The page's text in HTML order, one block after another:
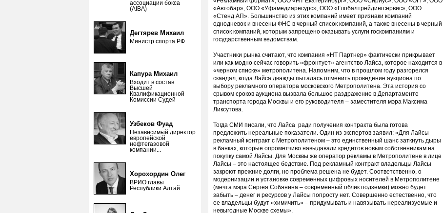
ассоциации бокса
(AIBA)
Дегтярев Михаил
Министр спорта РФ
Капура Михаил
Входит в состав
Высшей
Квалификационной
Комиссии Судей
Узбеков Фуад
Независимый директор
европейской
нефтегазовой
компании...
Хорохордин Олег
ВРИО главы
Республики Алтай
«Автобар», ООО «Уфамедиаресурс», ООО «Глобалтрейдингсервис», ООО
«Стенд АП». Большинство из этих компаний имеет признаки компаний
однодневок и внесены ФНС в черный список компаний, а также внесены в черный
список компаний, которым запрещено оказывать услуги госкомпаниям и
государственным ведомствам.
Участники рынка считают, что компания «НТ Партнер» фактически прикрывает
или как модно сейчас говорить «фронтует» агентство Лайса, которое находится в
«черном списке» метрополитена. Напомним, что в прошлом году разгорелся
скандал, когда Лайса дважды пыталась отменить проведение аукциона по
выбору рекламного оператора московского Метрополитена. Эта история со
срывом сроков аукциона вызвала большое раздражение в Департаменте
транспорта города Москвы и его руководителя – заместителя мэра Максима
Ликсутова.
Тогда СМИ писали, что Лайса ради получения контракта была готова
предложить нереальные показатели. Один из экспертов заявил: «Для Лайсы
рекламный контракт с Метрополитеном – это единственный шанс заткнуть дыры
в банках, которые опрометчиво навыдавали кредитов новым собственникам на
покупку самой Лайсы. Для Москвы же оператор рекламы в Метрополитене в лице
Лайсы – это настоящее бедствие. Под рекламный контракт владельцы Лайсы
закроют прежние долги, но проблема решена не будет. Соответственно, о
модернизации и установке современных цифровых носителей в Метрополитене
(мечта мэра Сергея Собянина – современный облик подземки) можно будет
забыть – денег и ресурсов у Лайсы попросту нет. Совершенно естественно, что
ее владельцы будут «химичить» – придумывать и навязывать нереализуемые и
невыгодные Москве схемы».